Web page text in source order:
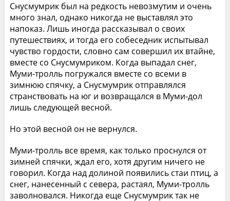
Снусмумрик был на редкость невозмутим и очень
много знал, однако никогда не выставлял это
напоказ. Лишь иногда рассказывал о своих
путешествиях, и тогда его собеседник испытывал
чувство гордости, словно сам совершил их втайне,
вместе со Снусмумриком. Когда выпадал снег,
Муми-тролль погружался вместе со всеми в
зимнюю спячку, а Снусмумрик отправлялся
странствовать на юг и возвращался в Муми-дол
лишь следующей весной.
Но этой весной он не вернулся.
Муми-тролль все время, как только проснулся от
зимней спячки, ждал его, хотя другим ничего не
говорил. Когда над долиной появились стаи птиц, а
снег, нанесенный с севера, растаял, Муми-тролль
заволновался. Никогда еще Снусмумрик так не